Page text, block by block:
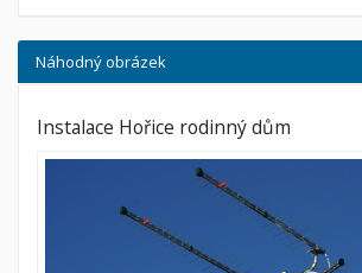
Náhodný obrázek
Instalace Hořice rodinný dům